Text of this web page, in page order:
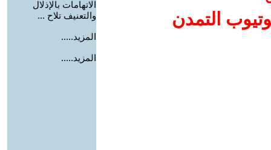
التمدن
الاتهامات بالإذلال
والتعنيف تلاح ...
المزيد.....
المزيد.....